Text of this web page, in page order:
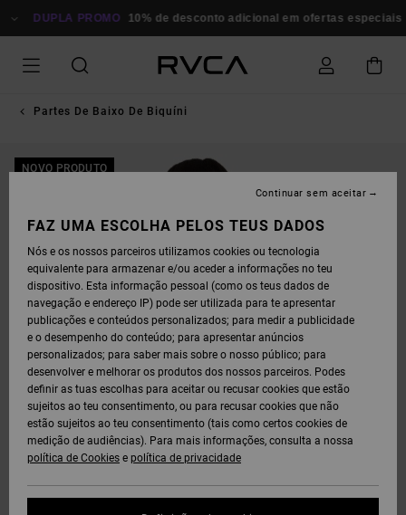
PARA
DUPLA PROMO 10% de desconto adicional em ofertas especiais
Partes De Baixo De Biquíni
NOVO PRODUTO
FAZ UMA ESCOLHA PELOS TEUS DADOS
Nós e os nossos parceiros utilizamos cookies ou tecnologia
equivalente para armazenar e/ou aceder a informações no teu
dispositivo. Esta informação pessoal (como os teus dados de
navegação e endereço IP) pode ser utilizada para te apresentar
publicações e conteúdos personalizados; para medir a publicidade
e o desempenho do conteúdo; para apresentar anúncios
personalizados; para saber mais sobre o nosso público; para
desenvolver e melhorar os produtos dos nossos parceiros. Podes
definir as tuas escolhas para aceitar ou recusar cookies que estão
sujeitos ao teu consentimento, ou para recusar cookies que não
estão sujeitos ao teu consentimento (tais como certos cookies de
medição de audiências). Para mais informações, consulta a nossa
política de Cookies e política de privacidade
Continuar sem aceitar